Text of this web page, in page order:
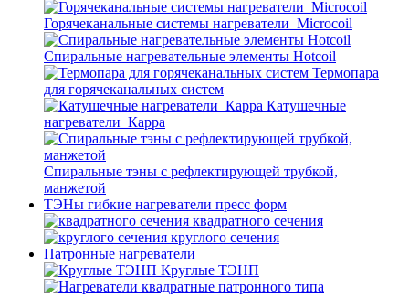
Горячеканальные системы нагреватели_Microcoil
Спиральные нагревательные элементы Hotcoil
Термопара
для горячеканальных систем
Катушечные
нагреватели_Карра
Спиральные тэны с рефлектирующей трубкой,
манжетой
ТЭНы гибкие нагреватели пресс форм
квадратного сечения
круглого сечения
Патронные нагреватели
Круглые ТЭНП